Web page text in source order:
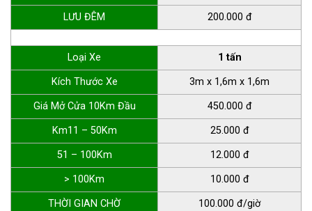
LƯU ĐÊM 200.000 đ
Loại Xe 1 tấn
Kích Thước Xe 3m x 1,6m x 1,6m
Giá Mở Cửa 10Km Đầu 450.000 đ
Km11 – 50Km 25.000 đ
51 – 100Km 12.000 đ
> 100Km 10.000 đ
THỜI GIAN CHỜ 100.000 đ/giờ